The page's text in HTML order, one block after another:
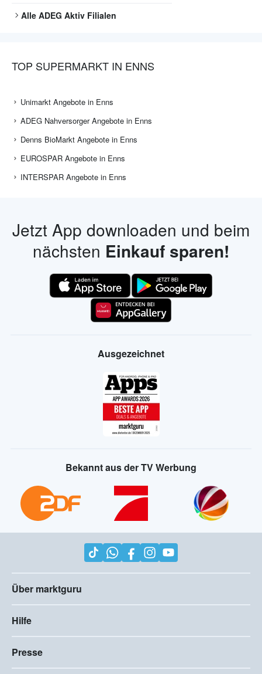
Alle ADEG Aktiv Filialen
TOP SUPERMARKT IN ENNS
Unimarkt Angebote in Enns
ADEG Nahversorger Angebote in Enns
Denns BioMarkt Angebote in Enns
EUROSPAR Angebote in Enns
INTERSPAR Angebote in Enns
Jetzt App downloaden und beim
nächsten Einkauf sparen!
Ausgezeichnet
Bekannt aus der TV Werbung
Über marktguru
Hilfe
Presse